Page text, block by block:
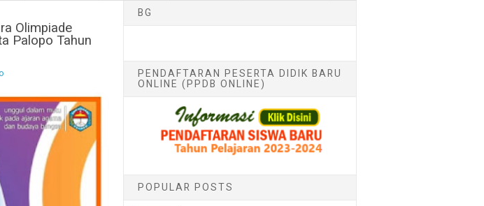
Olimpiade
Palopo Tahun
BG
PENDAFTARAN PESERTA DIDIK BARU
ONLINE (PPDB ONLINE)
POPULAR POSTS